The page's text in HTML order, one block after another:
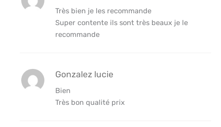
Très bien je les recommande
Super contente ils sont très beaux je le
recommande
Gonzalez lucie
Bien
Très bon qualité prix